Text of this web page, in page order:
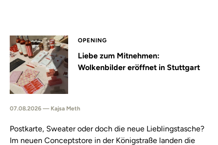
OPENING
Liebe zum Mitnehmen:
Wolkenbilder eröffnet in Stuttgart
07.08.2026 — Kajsa Meth
Postkarte, Sweater oder doch die neue Lieblingstasche?
Im neuen Conceptstore in der Königstraße landen die